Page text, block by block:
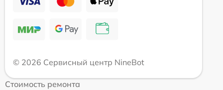
© 2026 Сервисный центр NineBot
Стоимость ремонта